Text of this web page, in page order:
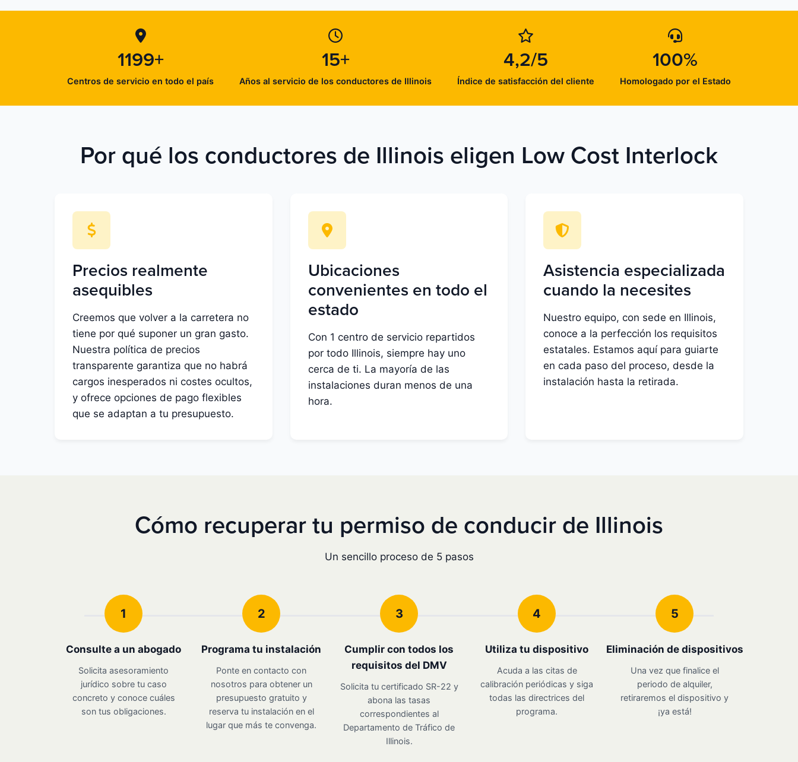
1199+
Centros de servicio en todo el país
15+
Años al servicio de los conductores de Illinois
4,2/5
Índice de satisfacción del cliente
100%
Homologado por el Estado
Por qué los conductores de Illinois eligen Low Cost Interlock
Precios realmente
asequibles
Creemos que volver a la carretera no
tiene por qué suponer un gran gasto.
Nuestra política de precios
transparente garantiza que no habrá
cargos inesperados ni costes ocultos,
y ofrece opciones de pago flexibles
que se adaptan a tu presupuesto.
Ubicaciones
convenientes en todo el
estado
Con 1 centro de servicio repartidos
por todo Illinois, siempre hay uno
cerca de ti. La mayoría de las
instalaciones duran menos de una
hora.
Asistencia especializada
cuando la necesites
Nuestro equipo, con sede en Illinois,
conoce a la perfección los requisitos
estatales. Estamos aquí para guiarte
en cada paso del proceso, desde la
instalación hasta la retirada.
Cómo recuperar tu permiso de conducir de Illinois
Un sencillo proceso de 5 pasos
1
Consulte a un abogado
Solicita asesoramiento
jurídico sobre tu caso
concreto y conoce cuáles
son tus obligaciones.
2
Programa tu instalación
Ponte en contacto con
nosotros para obtener un
presupuesto gratuito y
reserva tu instalación en el
lugar que más te convenga.
3
Cumplir con todos los
requisitos del DMV
Solicita tu certificado SR-22 y
abona las tasas
correspondientes al
Departamento de Tráfico de
Illinois.
4
Utiliza tu dispositivo
Acuda a las citas de
calibración periódicas y siga
todas las directrices del
programa.
5
Eliminación de dispositivos
Una vez que finalice el
periodo de alquiler,
retiraremos el dispositivo y
¡ya está!